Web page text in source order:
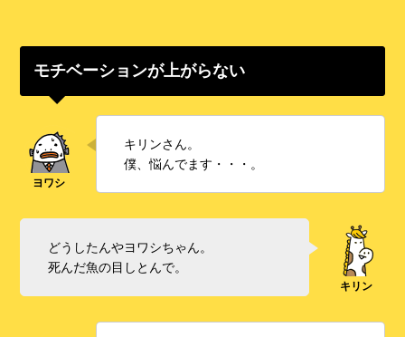
モチベーションが上がらない
キリンさん。
僕、悩んでます・・・。
どうしたんやヨワシちゃん。
死んだ魚の目しとんで。